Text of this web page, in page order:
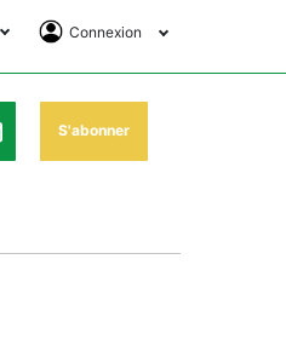
Connexion
Se Connecter
AbonnementS'abonner